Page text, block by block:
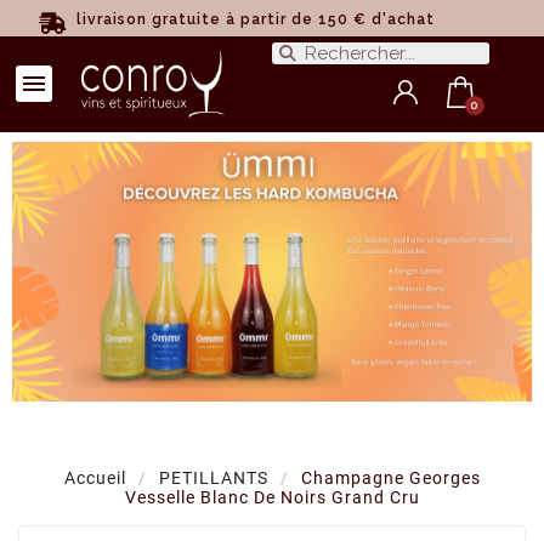
livraison gratuite à partir de 150 € d'achat
Accueil PETILLANTS
Champagne Georges
Vesselle Blanc De Noirs Grand Cru